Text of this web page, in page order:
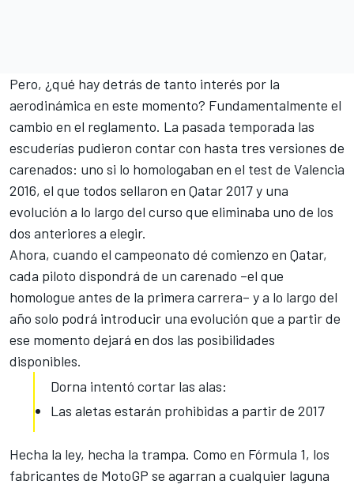
Pero, ¿qué hay detrás de tanto interés por la
aerodinámica en este momento? Fundamentalmente el
cambio en el reglamento. La pasada temporada las
escuderías pudieron contar con hasta tres versiones de
carenados: uno si lo homologaban en el test de Valencia
2016, el que todos sellaron en Qatar 2017 y una
evolución a lo largo del curso que eliminaba uno de los
dos anteriores a elegir.
Ahora, cuando el campeonato dé comienzo en Qatar,
cada piloto dispondrá de un carenado –el que
homologue antes de la primera carrera– y a lo largo del
año solo podrá introducir una evolución que a partir de
ese momento dejará en dos las posibilidades
disponibles.
Dorna intentó cortar las alas:
Las aletas estarán prohibidas a partir de 2017
Hecha la ley, hecha la trampa. Como en Fórmula 1, los
fabricantes de MotoGP se agarran a cualquier laguna